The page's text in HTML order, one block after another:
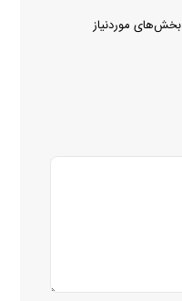
بخش‌های موردنیاز